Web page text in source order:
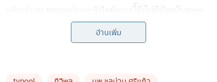
และเลขาธิการพรรค จึงมองว่า กำหนดวันเลือกหัวหน้าและ
กรรมการบริหารพรรคชุดใหม่ของประชาธิปัตย์คือ 6 ส.ค.
ก.ค.นี้
อ่านเพิ่ม